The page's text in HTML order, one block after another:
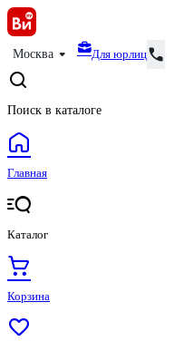
Москва Для юрлиц
Поиск в каталоге
Главная
Каталог
Корзина